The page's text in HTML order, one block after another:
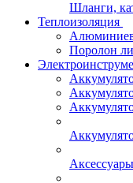
Шланги,
Теплоизоляция
Поролон